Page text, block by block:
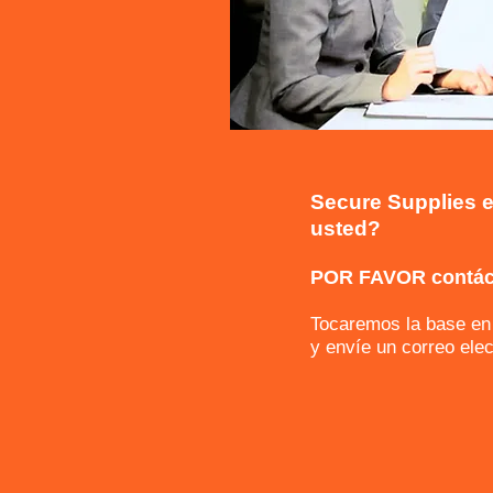
Secure Supplies
usted?
POR FAVOR
Tocaremos la base
y envíe un correo